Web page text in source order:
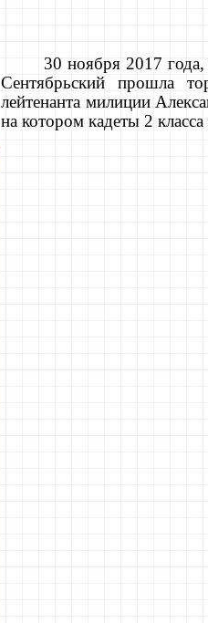
30 ноября 2017
Сентябрьский прошла
лейтенанта милиции
на котором кадеты 2